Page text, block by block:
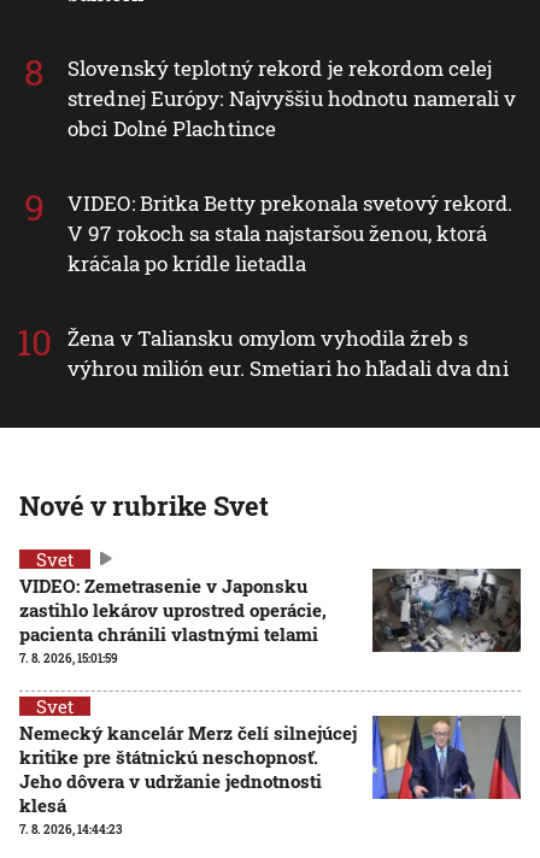
Slovenský teplotný rekord je rekordom celej
strednej Európy: Najvyššiu hodnotu namerali v
obci Dolné Plachtince
VIDEO: Britka Betty prekonala svetový rekord.
V 97 rokoch sa stala najstaršou ženou, ktorá
kráčala po krídle lietadla
Žena v Taliansku omylom vyhodila žreb s
výhrou milión eur. Smetiari ho hľadali dva dni
Nové v rubrike Svet
Svet
VIDEO: Zemetrasenie v Japonsku
zastihlo lekárov uprostred operácie,
pacienta chránili vlastnými telami
7. 8. 2026, 15:01:59
Svet
Nemecký kancelár Merz čelí silnejúcej
kritike pre štátnickú neschopnosť.
Jeho dôvera v udržanie jednotnosti
klesá
7. 8. 2026, 14:44:23